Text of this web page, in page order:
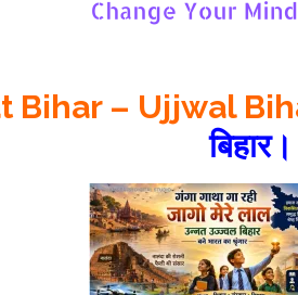
Bihar – Ujjwal
बिहार।